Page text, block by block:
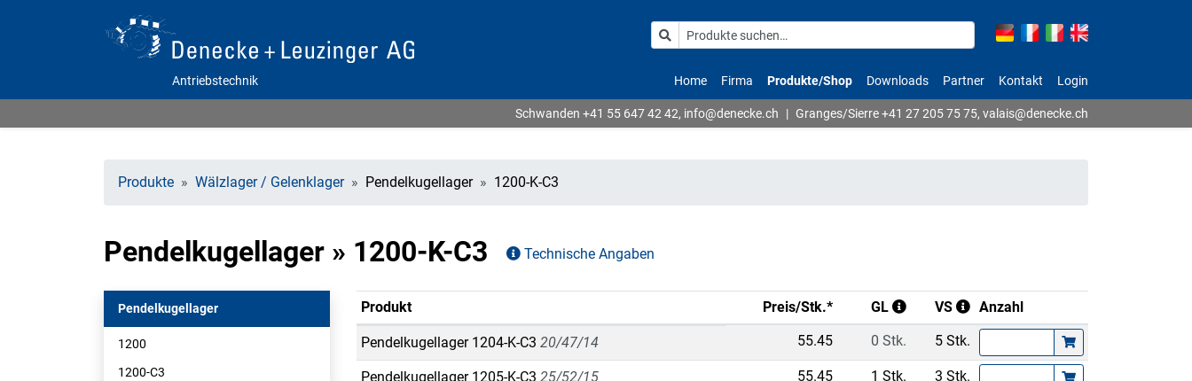
Antriebstechnik Home Firma Produkte/Shop Downloads Partner Kontakt Login
Schwanden +41 55 647 42 42, info@denecke.ch | Granges/Sierre+41 27 205 75 75, valais@denecke.ch
Produkte Wälzlager / Gelenklager Pendelkugellager 1200-K-C3
Pendelkugellager » 1200-K-C3 Technische Angaben
Pendelkugellager
1200
1200-C3
Produkt Preis/Stk.* GL VS Anzahl
Pendelkugellager 1204-K-C3 20/47/14 55.45 0 Stk. 5 Stk.
Pendelkugellager 1205-K-C3 25/52/15 55.45 1 Stk. 3 Stk.